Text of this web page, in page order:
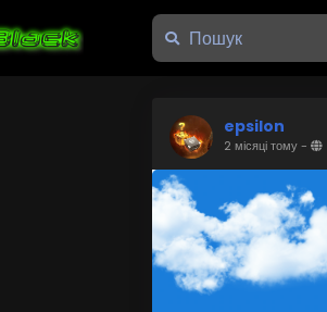
epsilon
2 місяці тому-